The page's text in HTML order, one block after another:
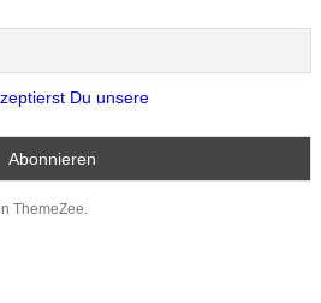
Du unsere
ThemeZee.